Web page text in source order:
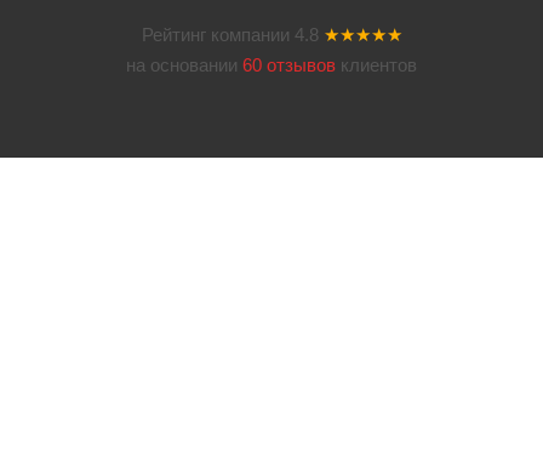
Рейтинг компании 4.8 ★★★★★
на основании 60 отзывов клиентов